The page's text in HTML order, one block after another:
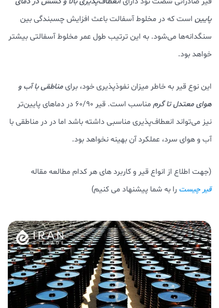
پایین است که در مخلوط آسفالت باعث افزایش چسبندگی بین
سنگدانه‌ها می‌شود. به این ترتیب طول عمر مخلوط آسفالتی بیشتر
خواهد بود.
این نوع قیر به خاطر میزان نفوذپذیری خود، برایمناطقی با آب و
هوای معتدل تا گرم
مناسب است. قیر 60/90 در دماهای پایین‌تر
نیز می‌تواند انعطاف‌پذیری مناسبی داشته باشد اما در در مناطقی با
آب و هوای سرد، عملکرد آن بهینه نخواهد بود.
(جهت اطلاع از انواع قیر و کاربرد های هر کدام مطالعه مقاله
قیر چیست را به شما پیشنهاد می کنیم)